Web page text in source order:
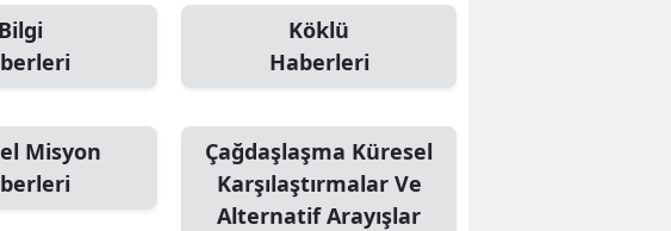
Bilgi
Köklü
Haberleri
Misyon
Çağdaşlaşma Küresel
Karşılaştırmalar Ve
Alternatif Arayışlar